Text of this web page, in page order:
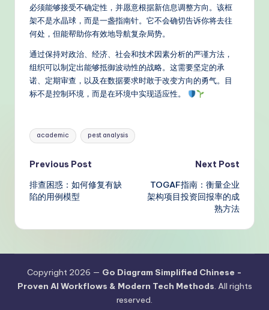
必须能够接受不确定性，并愿意根据新信息调整方向。该框
架不是水晶球，而是一盏指南针。它不会确切告诉你将去往
何处，但能帮助你有效地导航复杂局势。
通过保持对政治、经济、社会和技术因素分析的严谨方法，
组织可以制定出能够抵御波动性的战略。这需要坚定的承
诺、定期审查，以及在数据要求时敢于改变方向的勇气。目
标不是控制环境，而是在环境中实现适应性。
Tags:
academic pest analysis
Post
navigation
Previous Post
排查困惑：如何修复有缺
陷的用例模型
Next Post
TOGAF指南：衡量企业
架构项目投资回报率的成
熟方法
Copyright 2026 — Go Diagram Simplified Chinese -
Proven AI Workflows & Modern Tech Methods. All rights
reserved.